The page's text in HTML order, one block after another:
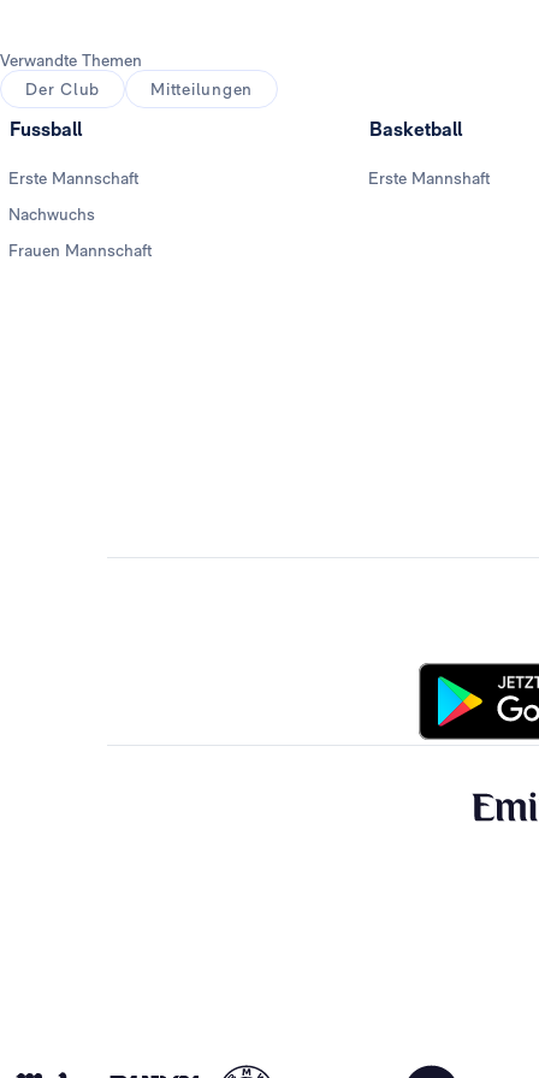
Verwandte Themen
Der Club
Mitteilungen
Fussball
Erste Mannschaft
Nachwuchs
Frauen Mannschaft
Basketball
Erste Mannshaft